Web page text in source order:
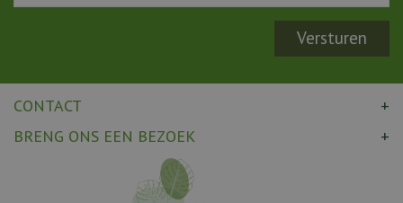
CONTACT
BRENG ONS EEN BEZOEK